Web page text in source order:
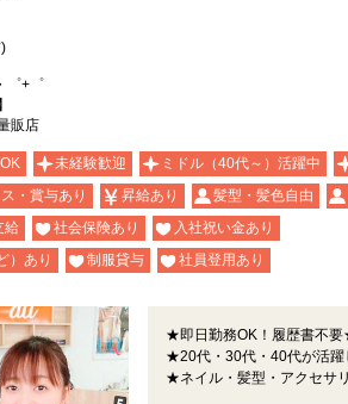
゜+゜
販店
未経験歓迎 ミドル（40代～）活躍中
・賞与あり 昇給あり 髪型・髪色自由
給 社会保険あり
入社祝い金あり
）あり
制服貸与 社員登用あり
★即日勤務OK！履歴書不
★20代・30代・40代が活躍
★ネイル・髪型・アクセサ